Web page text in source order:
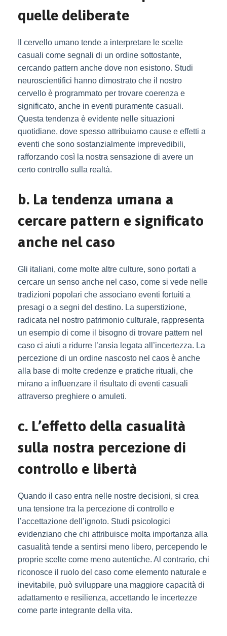
quelle deliberate
Il cervello umano tende a interpretare le scelte
casuali come segnali di un ordine sottostante,
cercando pattern anche dove non esistono. Studi
neuroscientifici hanno dimostrato che il nostro
cervello è programmato per trovare coerenza e
significato, anche in eventi puramente casuali.
Questa tendenza è evidente nelle situazioni
quotidiane, dove spesso attribuiamo cause e effetti a
eventi che sono sostanzialmente imprevedibili,
rafforzando così la nostra sensazione di avere un
certo controllo sulla realtà.
b. La tendenza umana a
cercare pattern e significato
anche nel caso
Gli italiani, come molte altre culture, sono portati a
cercare un senso anche nel caso, come si vede nelle
tradizioni popolari che associano eventi fortuiti a
presagi o a segni del destino. La superstizione,
radicata nel nostro patrimonio culturale, rappresenta
un esempio di come il bisogno di trovare pattern nel
caso ci aiuti a ridurre l’ansia legata all’incertezza. La
percezione di un ordine nascosto nel caos è anche
alla base di molte credenze e pratiche rituali, che
mirano a influenzare il risultato di eventi casuali
attraverso preghiere o amuleti.
c. L’effetto della casualità
sulla nostra percezione di
controllo e libertà
Quando il caso entra nelle nostre decisioni, si crea
una tensione tra la percezione di controllo e
l’accettazione dell’ignoto. Studi psicologici
evidenziano che chi attribuisce molta importanza alla
casualità tende a sentirsi meno libero, percependo le
proprie scelte come meno autentiche. Al contrario, chi
riconosce il ruolo del caso come elemento naturale e
inevitabile, può sviluppare una maggiore capacità di
adattamento e resilienza, accettando le incertezze
come parte integrante della vita.